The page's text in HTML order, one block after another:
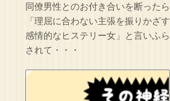
同僚男性とのお付き合いを断ったら
「理屈に合わない主張を振りかざす
感情的なヒステリー女」と言いふら
されて・・・